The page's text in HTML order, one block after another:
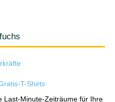
T-Shirts
Last-Minute-Zeiträume für Ihre